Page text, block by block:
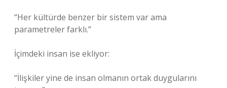
“Her kültürde benzer bir sistem var ama
parametreler farklı.”
İçimdeki insan ise ekliyor:
“İlişkiler yine de insan olmanın ortak duygularını